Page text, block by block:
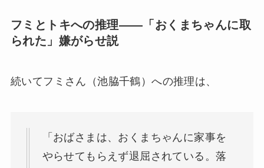
フミとトキへの推理——「おくまちゃんに取
られた」嫌がらせ説
続いてフミさん（池脇千鶴）への推理は、
「おばさまは、おくまちゃんに家事を
やらせてもらえず退屈されている。落